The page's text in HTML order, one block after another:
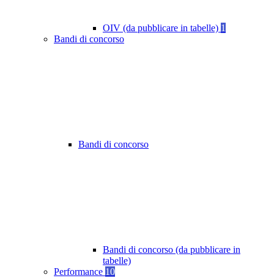
OIV (da pubblicare in tabelle) 1
Bandi di concorso
Bandi di concorso
Bandi di concorso (da pubblicare in
tabelle)
Performance 10